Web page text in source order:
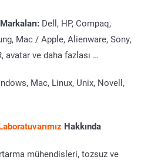
Dell, HP, Compaq,
Mac / Apple, Alienware, Sony,
avatar ve daha fazlası …
Mac, Linux, Unix, Novell,
Hakkında
mühendisleri, tozsuz ve